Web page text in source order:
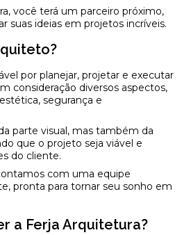
você terá um parceiro próximo,
suas ideias em projetos incríveis.
por planejar, projetar e executar
consideração diversos aspectos,
segurança e
parte visual, mas também da
que o projeto seja viável e
do cliente.
com uma equipe
pronta para tornar seu sonho em
a Ferja Arquitetura?